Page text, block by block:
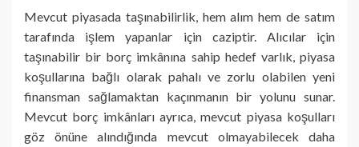
Mevcut piyasada taşınabilirlik, hem alım hem de satım
tarafında işlem yapanlar için caziptir. Alıcılar için
taşınabilir bir borç imkânına sahip hedef varlık, piyasa
koşullarına bağlı olarak pahalı ve zorlu olabilen yeni
finansman sağlamaktan kaçınmanın bir yolunu sunar.
Mevcut borç imkânları ayrıca, mevcut piyasa koşulları
göz önüne alındığında mevcut olmayabilecek daha